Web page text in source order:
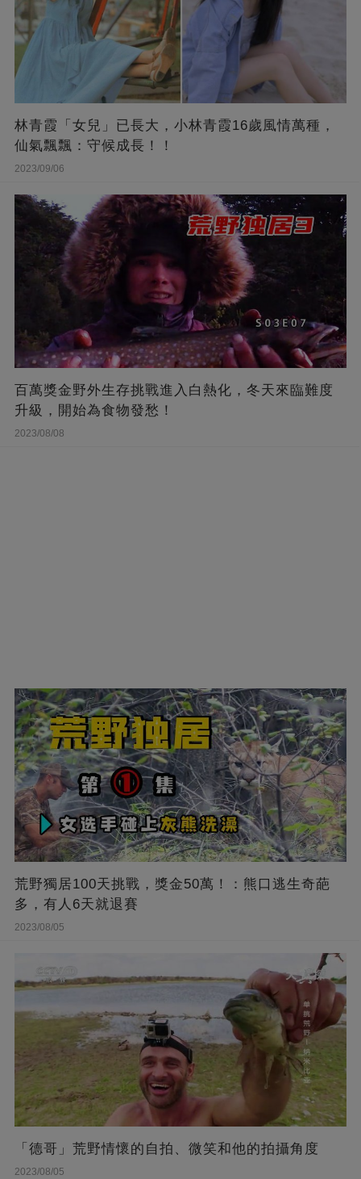
林青霞「女兒」已長大，小林青霞16歲風情萬種，
仙氣飄飄：守候成長！！
2023/09/06
百萬獎金野外生存挑戰進入白熱化，冬天來臨難度
升級，開始為食物發愁！
2023/08/08
荒野獨居100天挑戰，獎金50萬！：熊口逃生奇葩
多，有人6天就退賽
2023/08/05
「德哥」荒野情懷的自拍、微笑和他的拍攝角度
2023/08/05